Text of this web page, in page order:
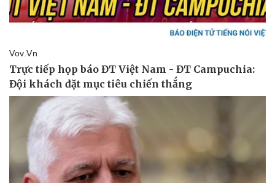
Thể thao
Lịch thi đấu bóng đá
Thế giới thể thao
eSports
Ô tô - Xe máy
Tư vấn